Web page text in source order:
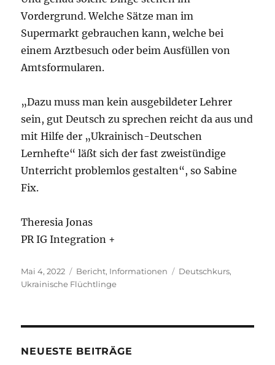
Vordergrund. Welche Sätze man im
Supermarkt gebrauchen kann, welche bei
einem Arztbesuch oder beim Ausfüllen von
Amtsformularen.
„Dazu muss man kein ausgebildeter Lehrer
sein, gut Deutsch zu sprechen reicht da aus und
mit Hilfe der „Ukrainisch-Deutschen
Lernhefte“ läßt sich der fast zweistündige
Unterricht problemlos gestalten“, so Sabine
Fix.
Theresia Jonas
PR IG Integration +
Veröffentlicht
am
Mai 4, 2022 Kategorien
Bericht, Informationen Schlagwörter
Deutschkurs,
Ukrainische Flüchtlinge
NEUESTE BEITRÄGE